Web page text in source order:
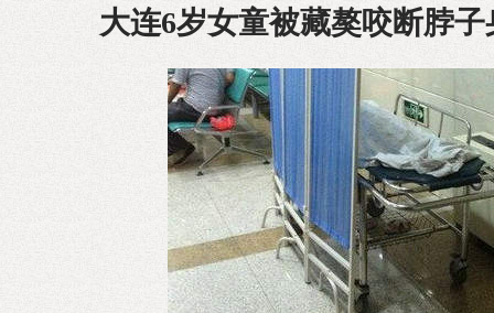
大连6岁女童被藏獒咬断脖子